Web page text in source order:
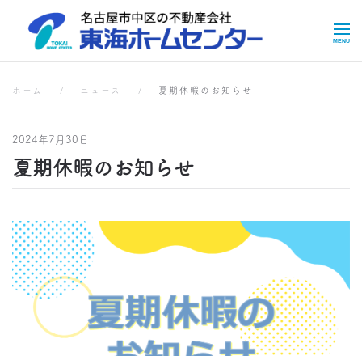
Skip to main content
お知らせ
お知らせ
ホーム ニュース 夏期休暇のお知らせ
2024年7月30日
夏期休暇のお知らせ